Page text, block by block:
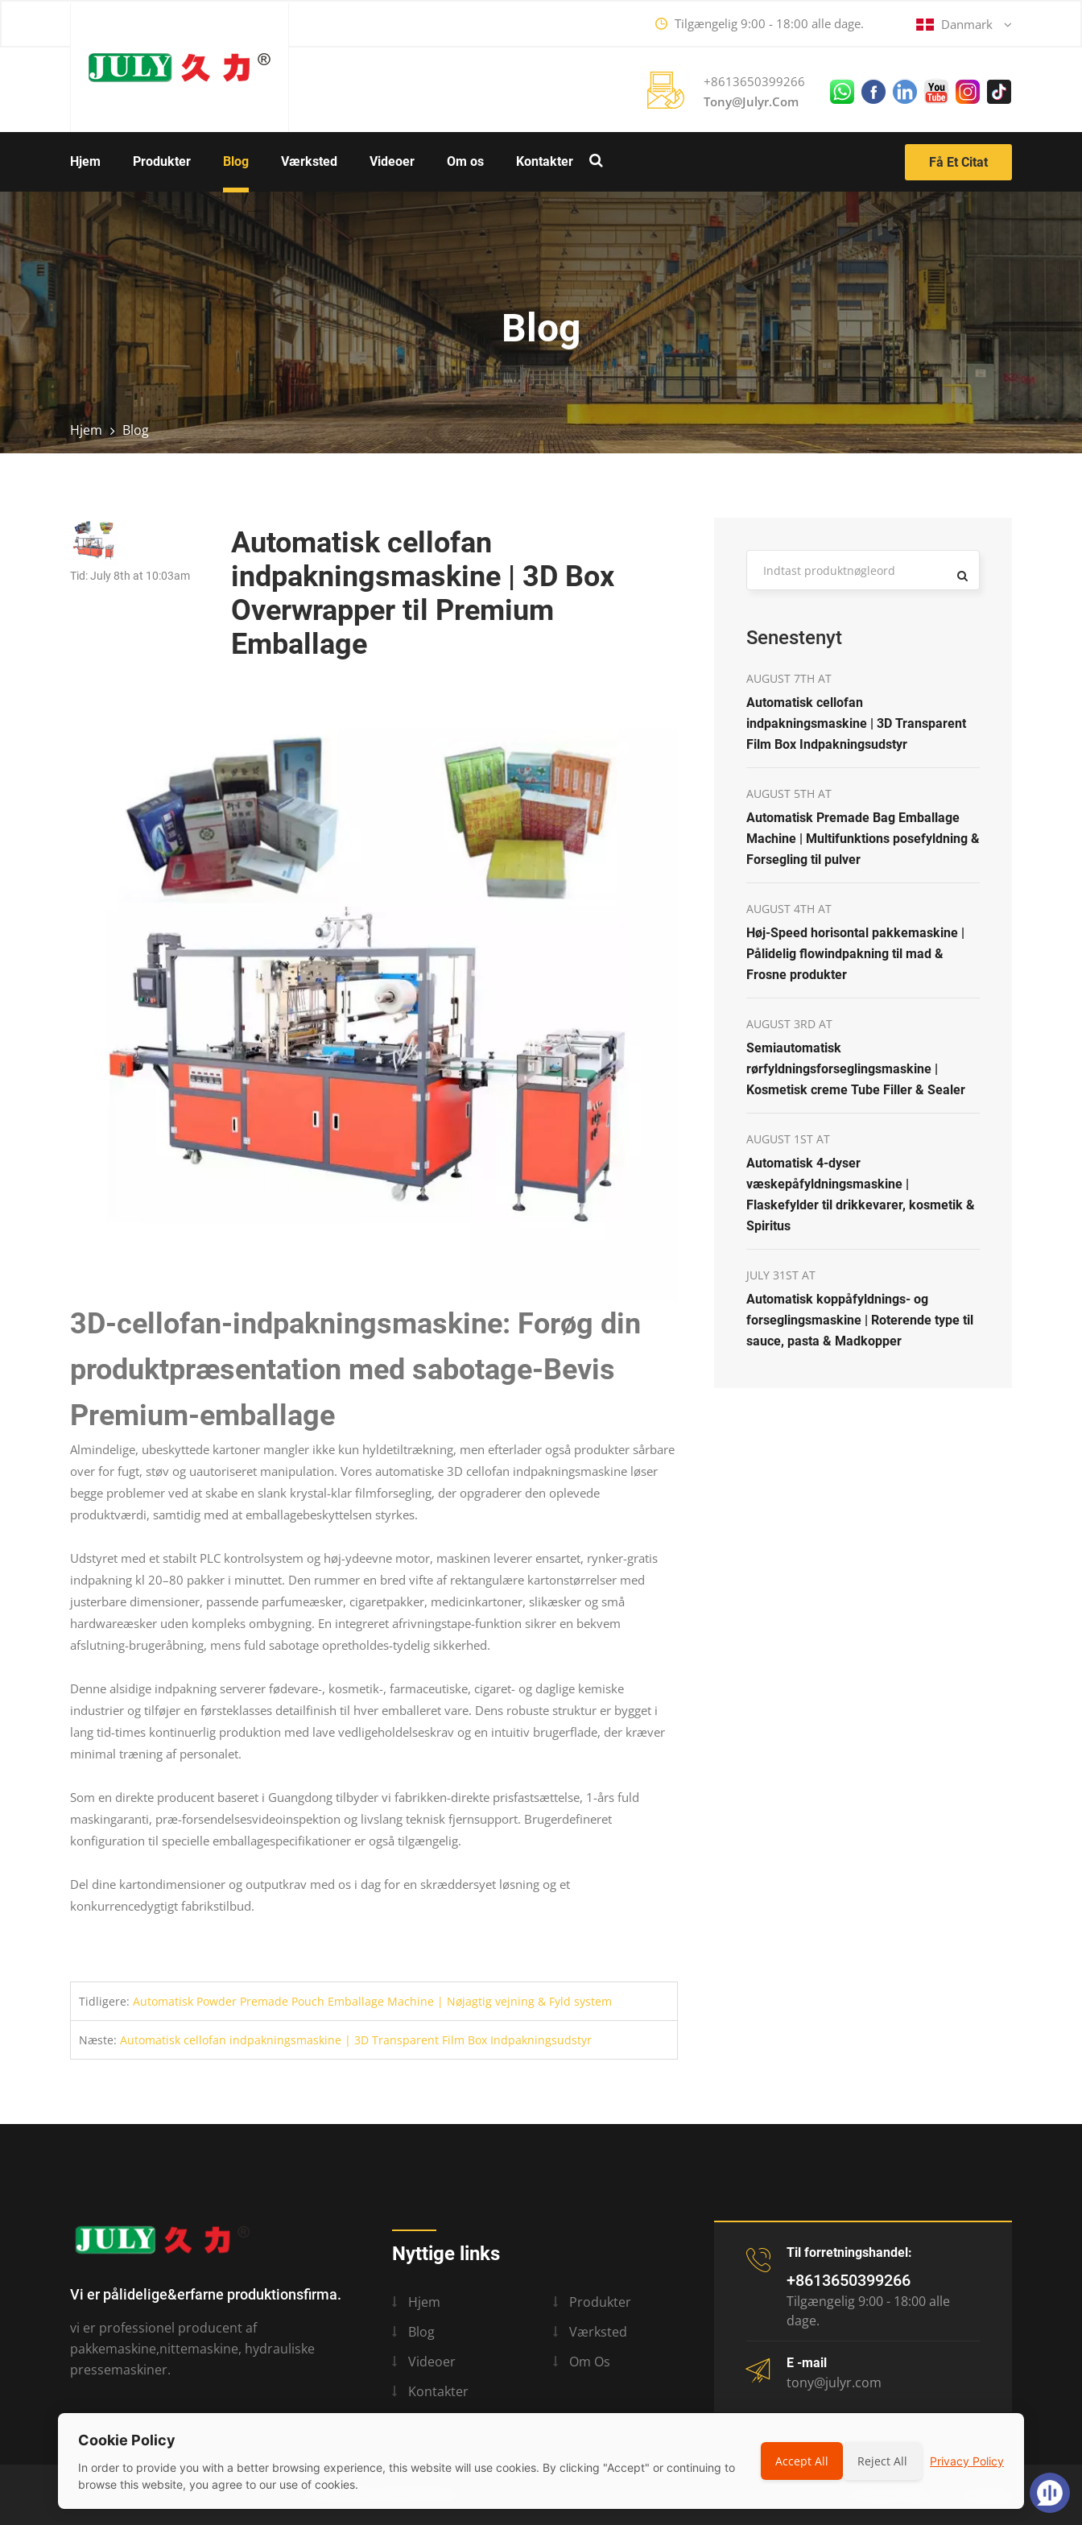
Tilgængelig 9:00 - 18:00 alle dage. Danmark
+8613650399266
Tony@julyr.com
Hjem Produkter Blog Værksted Videoer Om os Kontakter Få Et Citat
Blog
Hjem Blog
Tid: July 8th at 10:03am
Automatisk cellofan
indpakningsmaskine | 3D Box
Overwrapper til Premium
Emballage
3D-cellofan-indpakningsmaskine: Forøg din
produktpræsentation med sabotage-Bevis
Premium-emballage
Almindelige, ubeskyttede kartoner mangler ikke kun hyldetiltrækning, men efterlader også produkter sårbare
over for fugt, støv og uautoriseret manipulation. Vores automatiske 3D cellofan indpakningsmaskine løser
begge problemer ved at skabe en slank krystal-klar filmforsegling, der opgraderer den oplevede
produktværdi, samtidig med at emballagebeskyttelsen styrkes.
Udstyret med et stabilt PLC kontrolsystem og høj-ydeevne motor, maskinen leverer ensartet, rynker-gratis
indpakning kl 20–80 pakker i minuttet. Den rummer en bred vifte af rektangulære kartonstørrelser med
justerbare dimensioner, passende parfumeæsker, cigaretpakker, medicinkartoner, slikæsker og små
hardwareæsker uden kompleks ombygning. En integreret afrivningstape-funktion sikrer en bekvem
afslutning-brugeråbning, mens fuld sabotage opretholdes-tydelig sikkerhed.
Denne alsidige indpakning serverer fødevare-, kosmetik-, farmaceutiske, cigaret- og daglige kemiske
industrier og tilføjer en førsteklasses detailfinish til hver emballeret vare. Dens robuste struktur er bygget i
lang tid-times kontinuerlig produktion med lave vedligeholdelseskrav og en intuitiv brugerflade, der kræver
minimal træning af personalet.
Som en direkte producent baseret i Guangdong tilbyder vi fabrikken-direkte prisfastsættelse, 1-års fuld
maskingaranti, præ-forsendelsesvideoinspektion og livslang teknisk fjernsupport. Brugerdefineret
konfiguration til specielle emballagespecifikationer er også tilgængelig.
Del dine kartondimensioner og outputkrav med os i dag for en skræddersyet løsning og et
konkurrencedygtigt fabrikstilbud.
Tidligere: Automatisk Powder Premade Pouch Emballage Machine | Nøjagtig vejning & Fyld system
Næste: Automatisk cellofan indpakningsmaskine | 3D Transparent Film Box Indpakningsudstyr
Senestenyt
AUGUST 7TH AT
Automatisk cellofan
indpakningsmaskine | 3D Transparent
Film Box Indpakningsudstyr
AUGUST 5TH AT
Automatisk Premade Bag Emballage
Machine | Multifunktions posefyldning &
Forsegling til pulver
AUGUST 4TH AT
Høj-Speed horisontal pakkemaskine |
Pålidelig flowindpakning til mad &
Frosne produkter
AUGUST 3RD AT
Semiautomatisk
rørfyldningsforseglingsmaskine |
Kosmetisk creme Tube Filler & Sealer
AUGUST 1ST AT
Automatisk 4-dyser
væskepåfyldningsmaskine |
Flaskefylder til drikkevarer, kosmetik &
Spiritus
JULY 31ST AT
Automatisk koppåfyldnings- og
forseglingsmaskine | Roterende type til
sauce, pasta & Madkopper
Vi er pålidelige&erfarne produktionsfirma.
vi er professionel producent af
pakkemaskine,nittemaskine, hydrauliske
pressemaskiner.
Nyttige links
Hjem
Produkter
Blog
Værksted
Videoer
Om Os
Kontakter
Til forretningshandel:
+8613650399266
Tilgængelig 9:00 - 18:00 alle
dage.
E -mail
tony@julyr.com
© 2026 Julyr Industrial Ltd
Cookie Policy
In order to provide you with a better browsing experience, this website will use cookies. By clicking "Accept" or continuing to
browse this website, you agree to our use of cookies.
Accept All Reject All Privacy Policy